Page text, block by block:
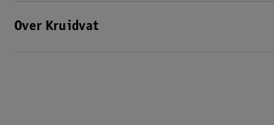
Over Kruidvat